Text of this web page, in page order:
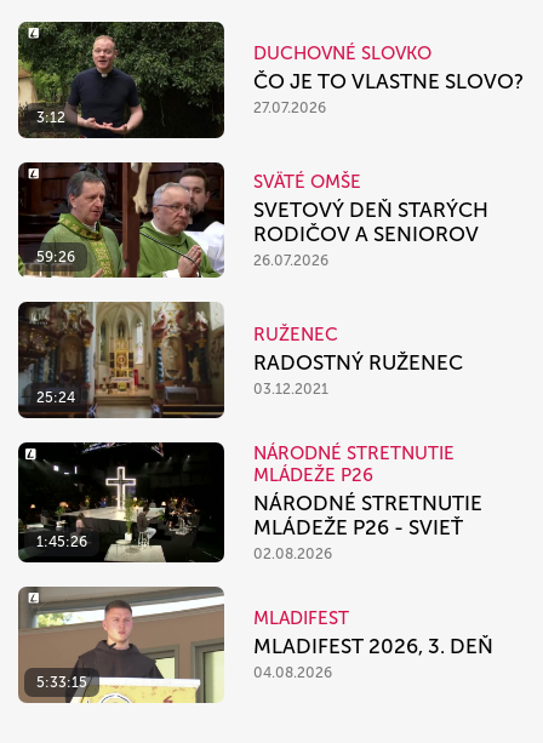
3:12
DUCHOVNÉ SLOVKO
ČO JE TO VLASTNE SLOVO?
27.07.2026
59:26
SVÄTÉ OMŠE
SVETOVÝ DEŇ STARÝCH
RODIČOV A SENIOROV
26.07.2026
25:24
RUŽENEC
RADOSTNÝ RUŽENEC
03.12.2021
1:45:26
NÁRODNÉ STRETNUTIE
MLÁDEŽE P26
NÁRODNÉ STRETNUTIE
MLÁDEŽE P26 - SVIEŤ
02.08.2026
5:33:15
MLADIFEST
MLADIFEST 2026, 3. DEŇ
04.08.2026